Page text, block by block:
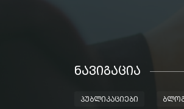
ᲜᲐᲕᲘᲒᲐᲪᲘᲐ
ᲞᲣᲑᲚᲘᲙᲐᲪᲘᲔᲑᲘ